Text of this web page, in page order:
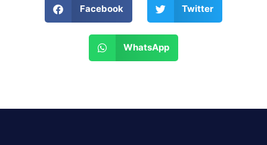
Facebook Twitter
WhatsApp